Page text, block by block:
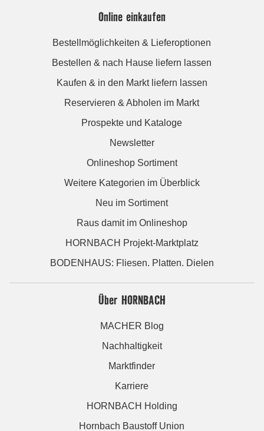
Online einkaufen
Bestellmöglichkeiten & Lieferoptionen
Bestellen & nach Hause liefern lassen
Kaufen & in den Markt liefern lassen
Reservieren & Abholen im Markt
Prospekte und Kataloge
Newsletter
Onlineshop Sortiment
Weitere Kategorien im Überblick
Neu im Sortiment
Raus damit im Onlineshop
HORNBACH Projekt-Marktplatz
BODENHAUS: Fliesen. Platten. Dielen
Über HORNBACH
MACHER Blog
Nachhaltigkeit
Marktfinder
Karriere
HORNBACH Holding
Hornbach Baustoff Union